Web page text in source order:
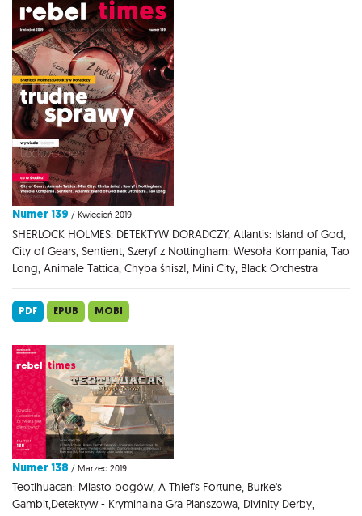
Numer 139 / Kwiecień 2019
SHERLOCK HOLMES: DETEKTYW DORADCZY, Atlantis: Island of God,
City of Gears, Sentient, Szeryf z Nottingham: Wesoła Kompania, Tao
Long, Animale Tattica, Chyba śnisz!, Mini City, Black Orchestra
PDF EPUB MOBI
Numer 138 / Marzec 2019
Teotihuacan: Miasto bogów, A Thief's Fortune, Burke's
Gambit,Detektyw - Kryminalna Gra Planszowa, Divinity Derby,